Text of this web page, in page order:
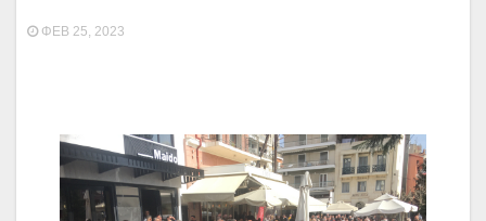
ΦΕΒ 25, 2023